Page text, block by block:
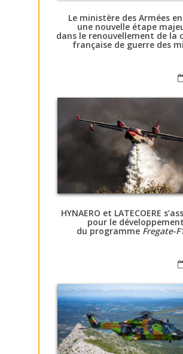
Le ministère des Armées
une nouvelle étape
dans le renouvellement de la
française de guerre des
HYNAERO et LATECOERE
pour le développement
du programme Fregate-